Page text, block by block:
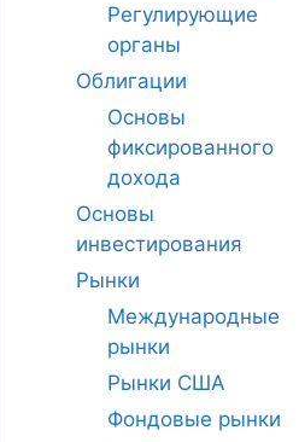
Регулирующие
органы
Облигации
Основы
фиксированного
дохода
Основы
инвестирования
Рынки
Международные
рынки
Рынки США
Фондовые рынки